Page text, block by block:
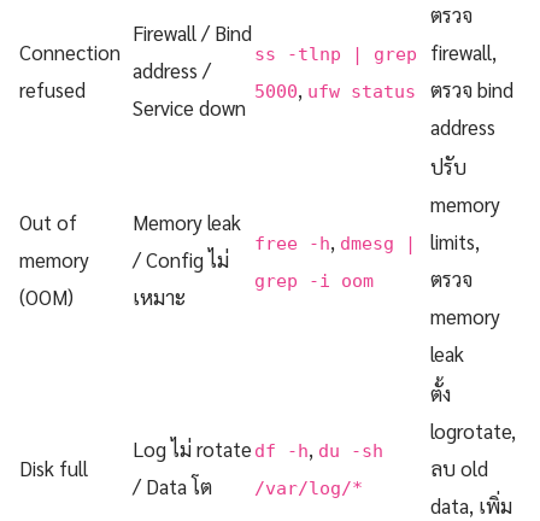
Connection
refused
Firewall / Bind
address /
Service down
ss -tlnp | grep
5000, ufw status
ตรวจ
firewall,
ตรวจ bind
address
Out of
memory
(OOM)
Memory leak
/ Config ไม่
เหมาะ
free -h, dmesg |
grep -i oom
ปรับ
memory
limits,
ตรวจ
memory
leak
Disk full
Log ไม่ rotate
/ Data โต
df -h, du -sh
/var/log/*
ตั้ง
logrotate,
ลบ old
data, เพิ่ม